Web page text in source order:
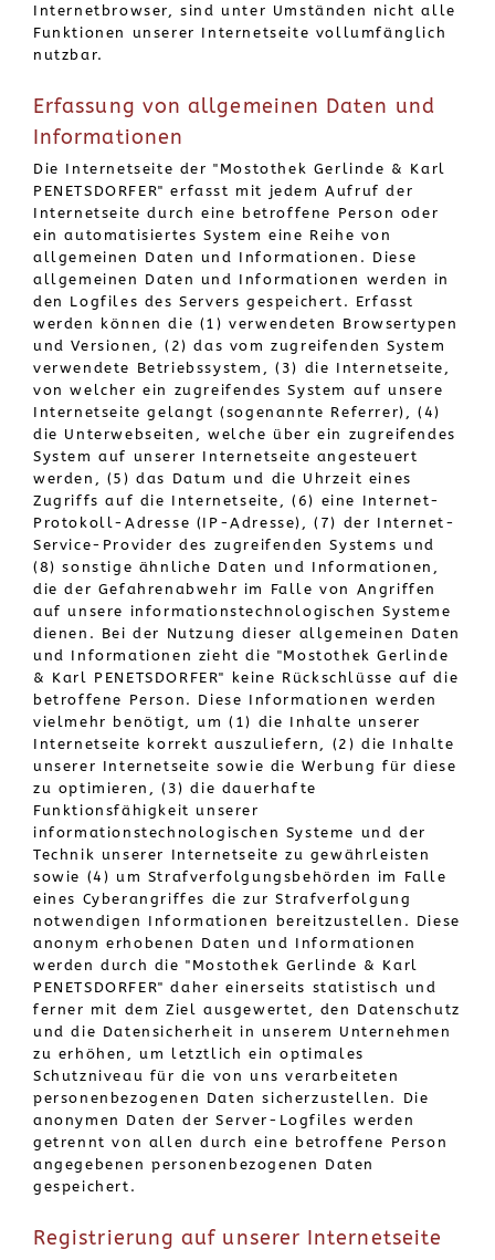
Internetbrowser, sind unter Umständen nicht alle
Funktionen unserer Internetseite vollumfänglich
nutzbar.
Erfassung von allgemeinen Daten und
Informationen
Die Internetseite der "Mostothek Gerlinde & Karl
PENETSDORFER" erfasst mit jedem Aufruf der
Internetseite durch eine betroffene Person oder
ein automatisiertes System eine Reihe von
allgemeinen Daten und Informationen. Diese
allgemeinen Daten und Informationen werden in
den Logfiles des Servers gespeichert. Erfasst
werden können die (1) verwendeten Browsertypen
und Versionen, (2) das vom zugreifenden System
verwendete Betriebssystem, (3) die Internetseite,
von welcher ein zugreifendes System auf unsere
Internetseite gelangt (sogenannte Referrer), (4)
die Unterwebseiten, welche über ein zugreifendes
System auf unserer Internetseite angesteuert
werden, (5) das Datum und die Uhrzeit eines
Zugriffs auf die Internetseite, (6) eine Internet-
Protokoll-Adresse (IP-Adresse), (7) der Internet-
Service-Provider des zugreifenden Systems und
(8) sonstige ähnliche Daten und Informationen,
die der Gefahrenabwehr im Falle von Angriffen
auf unsere informationstechnologischen Systeme
dienen. Bei der Nutzung dieser allgemeinen Daten
und Informationen zieht die "Mostothek Gerlinde
& Karl PENETSDORFER" keine Rückschlüsse auf die
betroffene Person. Diese Informationen werden
vielmehr benötigt, um (1) die Inhalte unserer
Internetseite korrekt auszuliefern, (2) die Inhalte
unserer Internetseite sowie die Werbung für diese
zu optimieren, (3) die dauerhafte
Funktionsfähigkeit unserer
informationstechnologischen Systeme und der
Technik unserer Internetseite zu gewährleisten
sowie (4) um Strafverfolgungsbehörden im Falle
eines Cyberangriffes die zur Strafverfolgung
notwendigen Informationen bereitzustellen. Diese
anonym erhobenen Daten und Informationen
werden durch die "Mostothek Gerlinde & Karl
PENETSDORFER" daher einerseits statistisch und
ferner mit dem Ziel ausgewertet, den Datenschutz
und die Datensicherheit in unserem Unternehmen
zu erhöhen, um letztlich ein optimales
Schutzniveau für die von uns verarbeiteten
personenbezogenen Daten sicherzustellen. Die
anonymen Daten der Server-Logfiles werden
getrennt von allen durch eine betroffene Person
angegebenen personenbezogenen Daten
gespeichert.
Registrierung auf unserer Internetseite